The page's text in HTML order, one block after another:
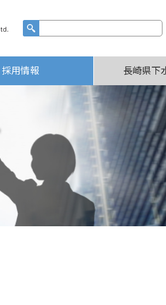
採用情報 長崎県下